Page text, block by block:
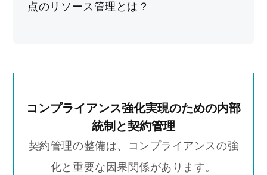
点のリソース管理とは？
コンプライアンス強化実現のための内部
統制と契約管理
契約管理の整備は、コンプライアンスの強
化と重要な因果関係があります。